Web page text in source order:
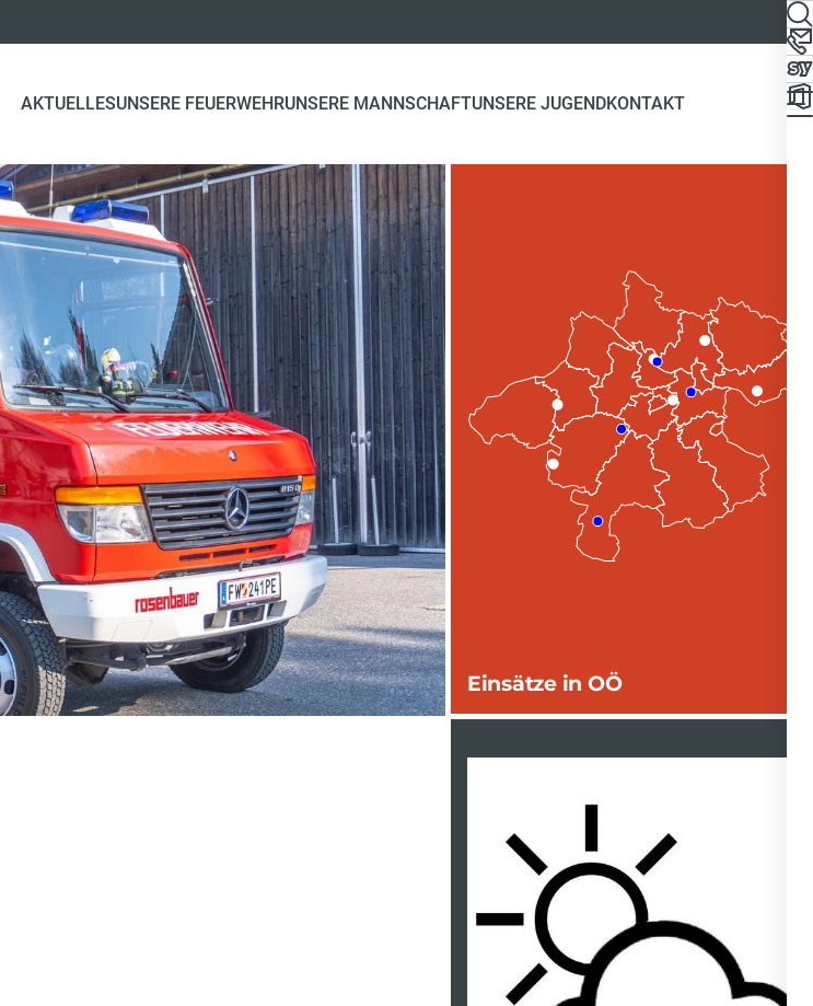
AKTUELLESUNSERE FEUERWEHRUNSERE MANNSCHAFTUNSERE JUGENDKONTAKT
Einsätze in OÖ